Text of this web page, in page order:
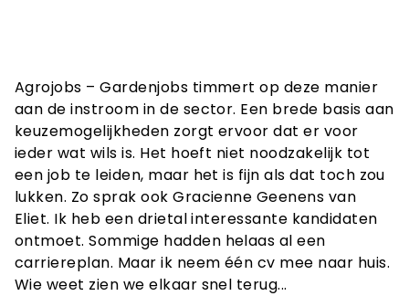
Agrojobs – Gardenjobs timmert op deze manier
aan de instroom in de sector. Een brede basis aan
keuzemogelijkheden zorgt ervoor dat er voor
ieder wat wils is. Het hoeft niet noodzakelijk tot
een job te leiden, maar het is fijn als dat toch zou
lukken. Zo sprak ook Gracienne Geenens van
Eliet. Ik heb een drietal interessante kandidaten
ontmoet. Sommige hadden helaas al een
carriereplan. Maar ik neem één cv mee naar huis.
Wie weet zien we elkaar snel terug...